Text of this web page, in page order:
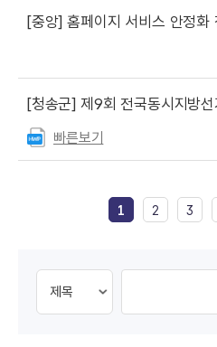
[중앙] 홈페이지 서비스 안정화 점검
[청송군] 제9회 전국동시지방선거 선거
빠른보기
1 2 3